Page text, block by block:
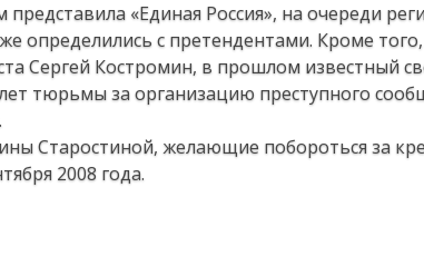
«Единая Россия», на очереди
определились с претендентами. Кроме
Сергей Костромин, в прошлом известный
тюрьмы за организацию преступного
Старостиной, желающие побороться за
2008 года.